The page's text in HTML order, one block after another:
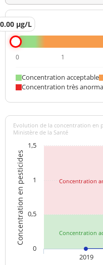
0.00 µg/L
0 1
Concentration acceptable
Concentration très
Concentration
Concentration
Concentration en pesticides
Evolution de la concentration en
Ministère de la Santé
2019
0
0,5
1
1,5